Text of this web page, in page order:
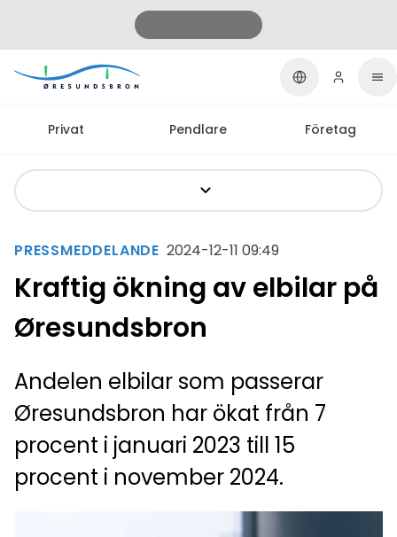
Privat Pendlare Företag
PRESSMEDDELANDE 2024-12-11 09:49
Kraftig ökning av elbilar på
Øresundsbron
Andelen elbilar som passerar
Øresundsbron har ökat från 7
procent i januari 2023 till 15
procent i november 2024.